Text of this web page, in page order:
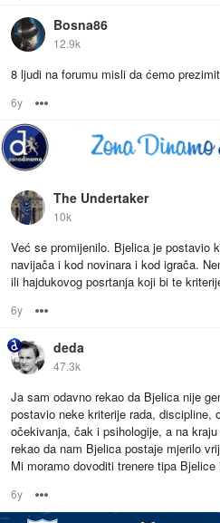
Bosna86
12.9k
8 ljudi na forumu misli da ćemo
6y
The Undertaker
10k
Već se promijenilo. Bjelica je postavio
navijača i kod novinara i kod igrača.
ili hajdukovog posrtanja koji bi te
6y
deda
47.3k
Ja sam odavno rekao da Bjelica nije
postavio neke kriterije rada, discipline,
očekivanja, čak i psihologije, a na
rekao da nam Bjelica postaje mjerilo
Mi moramo dovoditi trenere tipa
6y